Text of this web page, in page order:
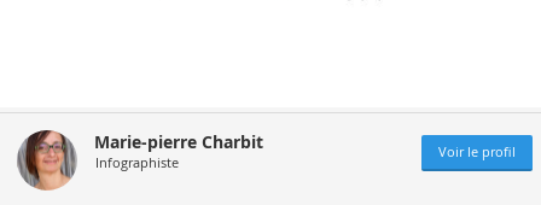
Marie-pierre Charbit
Infographiste
Voir le profil